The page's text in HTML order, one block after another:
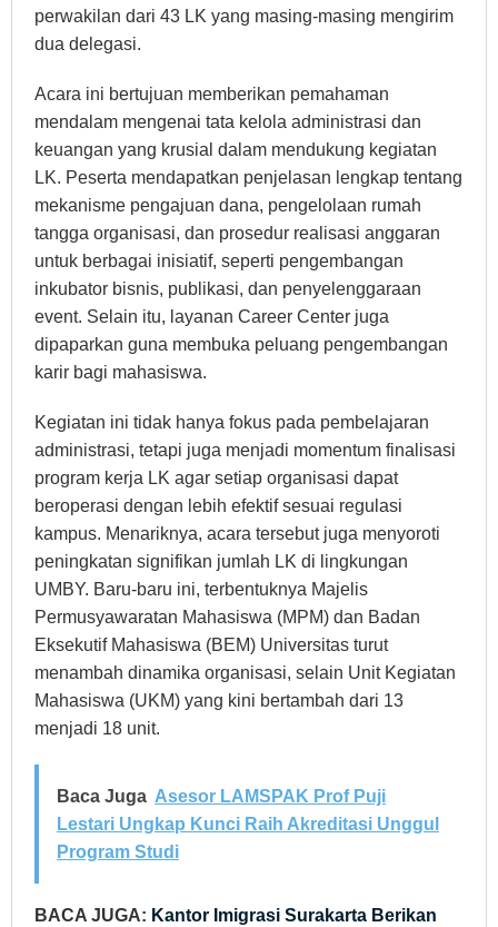
perwakilan dari 43 LK yang masing-masing mengirim
dua delegasi.
Acara ini bertujuan memberikan pemahaman
mendalam mengenai tata kelola administrasi dan
keuangan yang krusial dalam mendukung kegiatan
LK. Peserta mendapatkan penjelasan lengkap tentang
mekanisme pengajuan dana, pengelolaan rumah
tangga organisasi, dan prosedur realisasi anggaran
untuk berbagai inisiatif, seperti pengembangan
inkubator bisnis, publikasi, dan penyelenggaraan
event. Selain itu, layanan Career Center juga
dipaparkan guna membuka peluang pengembangan
karir bagi mahasiswa.
Kegiatan ini tidak hanya fokus pada pembelajaran
administrasi, tetapi juga menjadi momentum finalisasi
program kerja LK agar setiap organisasi dapat
beroperasi dengan lebih efektif sesuai regulasi
kampus. Menariknya, acara tersebut juga menyoroti
peningkatan signifikan jumlah LK di lingkungan
UMBY. Baru-baru ini, terbentuknya Majelis
Permusyawaratan Mahasiswa (MPM) dan Badan
Eksekutif Mahasiswa (BEM) Universitas turut
menambah dinamika organisasi, selain Unit Kegiatan
Mahasiswa (UKM) yang kini bertambah dari 13
menjadi 18 unit.
Baca Juga Asesor LAMSPAK Prof Puji
Lestari Ungkap Kunci Raih Akreditasi Unggul
Program Studi
BACA JUGA: Kantor Imigrasi Surakarta Berikan